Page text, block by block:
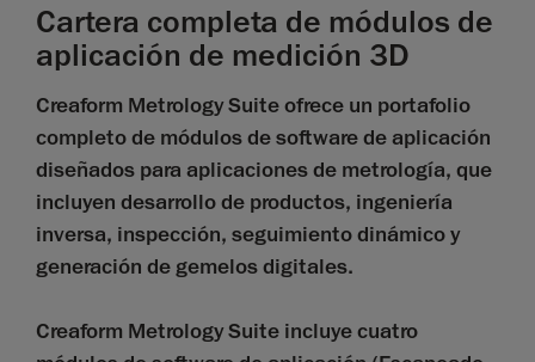
Cartera completa de módulos de
aplicación de medición 3D
Creaform Metrology Suite ofrece un portafolio
completo de módulos de software de aplicación
diseñados para aplicaciones de metrología, que
incluyen desarrollo de productos, ingeniería
inversa, inspección, seguimiento dinámico y
generación de gemelos digitales.
Creaform Metrology Suite incluye cuatro